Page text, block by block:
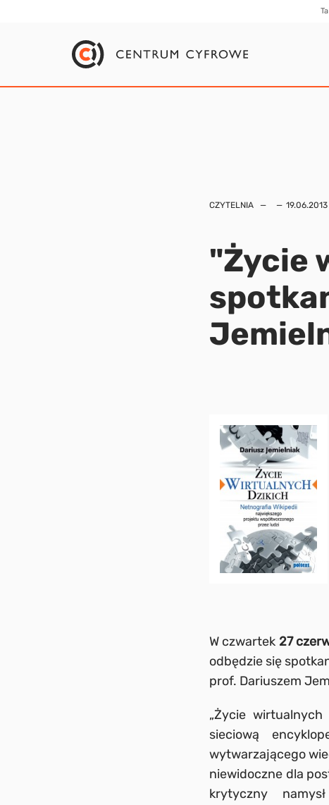
CZYTELNIA 19.06.2013
"Życie
W czwartek 27
odbędzie się
prof. Dariuszem
„Życie
sieciową
wytwarzającego
niewidoczne dla
krytyczny